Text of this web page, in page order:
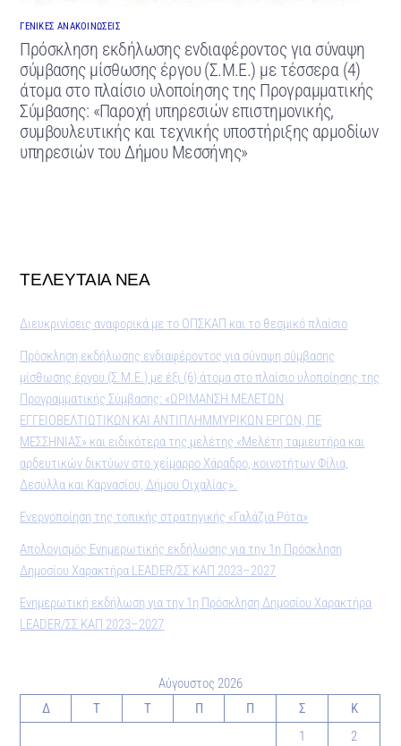
ΓΕΝΙΚΕΣ ΑΝΑΚΟΙΝΩΣΕΙΣ
Πρόσκληση εκδήλωσης ενδιαφέροντος για σύναψη
σύμβασης μίσθωσης έργου (Σ.Μ.Ε.) με τέσσερα (4)
άτομα στο πλαίσιο υλοποίησης της Προγραμματικής
Σύμβασης: «Παροχή υπηρεσιών επιστημονικής,
συμβουλευτικής και τεχνικής υποστήριξης αρμοδίων
υπηρεσιών του Δήμου Μεσσήνης»
ΤΕΛΕΥΤΑΙΑ ΝΕΑ
Διευκρινίσεις αναφορικά με το ΟΠΣΚΑΠ και το θεσμικό πλαίσιο
Πρόσκληση εκδήλωσης ενδιαφέροντος για σύναψη σύμβασης
μίσθωσης έργου (Σ.Μ.Ε.) με έξι (6) άτομα στο πλαίσιο υλοποίησης της
Προγραμματικής Σύμβασης: «ΩΡΙΜΑΝΣΗ ΜΕΛΕΤΩΝ
ΕΓΓΕΙΟΒΕΛΤΙΩΤΙΚΩΝ ΚΑΙ ΑΝΤΙΠΛΗΜΜΥΡΙΚΩΝ ΕΡΓΩΝ, ΠΕ
ΜΕΣΣΗΝΙΑΣ» και ειδικότερα της μελέτης «Μελέτη ταμιευτήρα και
αρδευτικών δικτύων στο χείμαρρο Χάραδρο, κοινοτήτων Φίλια,
Δεσύλλα και Καρνασίου, Δήμου Οιχαλίας».
Ενεργοποίηση της τοπικής στρατηγικής «Γαλάζια Ρότα»
Απολογισμός Ενημερωτικής εκδήλωσης για την 1η Πρόσκληση
Δημοσίου Χαρακτήρα LEADER/ΣΣ ΚΑΠ 2023–2027
Ενημερωτική εκδήλωση για την 1η Πρόσκληση Δημοσίου Χαρακτήρα
LEADER/ΣΣ ΚΑΠ 2023–2027
Αύγουστος 2026
Δ
Τ Τ Π Π Σ
Κ
1
2